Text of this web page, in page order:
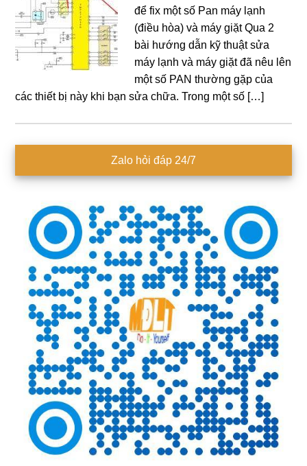
để fix một số Pan máy lạnh
(điều hòa) và máy giặt Qua 2
bài hướng dẫn kỹ thuật sửa
máy lạnh và máy giặt đã nêu lên
một số PAN thường gặp của
các thiết bị này khi bạn sửa chữa. Trong một số […]
chính
Zalo hỏi đáp 24/7